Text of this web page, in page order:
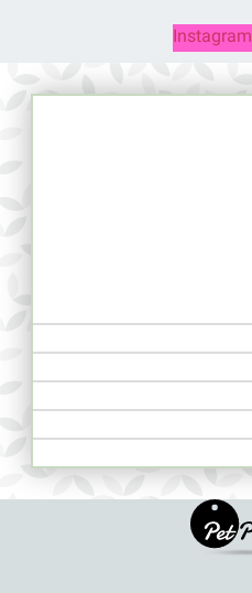
Instagram